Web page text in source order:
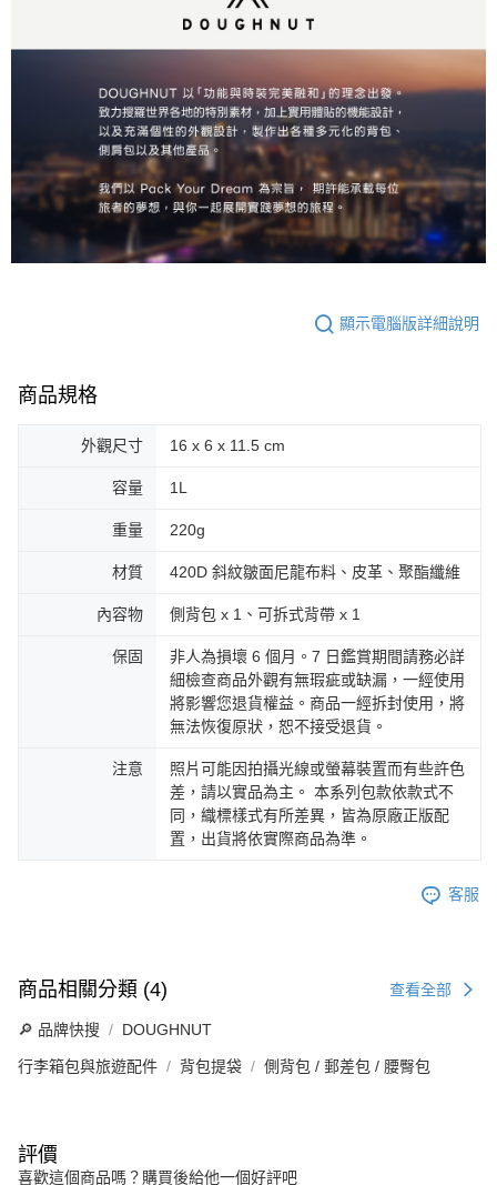
顯示電腦版詳細說明
商品規格
外觀尺寸 16 x 6 x 11.5 cm
容量 1L
重量 220g
材質 420D 斜紋皺面尼龍布料、皮革、聚酯纖維
內容物 側背包 x 1、可拆式背帶 x 1
保固
非人為損壞 6 個月。7 日鑑賞期間請務必詳
細檢查商品外觀有無瑕疵或缺漏，一經使用
將影響您退貨權益。商品一經拆封使用，將
無法恢復原狀，恕不接受退貨。
注意
照片可能因拍攝光線或螢幕裝置而有些許色
差，請以實品為主。 本系列包款依款式不
同，織標樣式有所差異，皆為原廠正版配
置，出貨將依實際商品為準。
客服
商品相關分類 (4) 查看全部
🔎 品牌快搜 DOUGHNUT
行李箱包與旅遊配件 背包提袋 側背包 / 郵差包 / 腰臀包
評價
喜歡這個商品嗎？購買後給他一個好評吧